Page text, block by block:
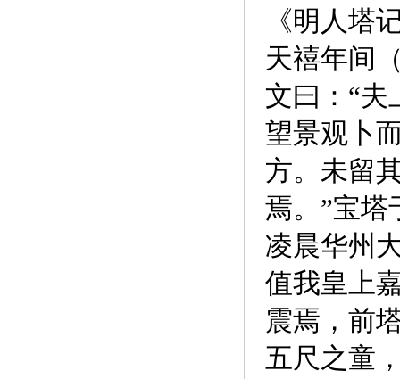
《明人塔
天禧年间
文曰：“夫
望景观卜
方。未留
焉。”宝塔
凌晨华州
值我皇上
震焉，前
五尺之童